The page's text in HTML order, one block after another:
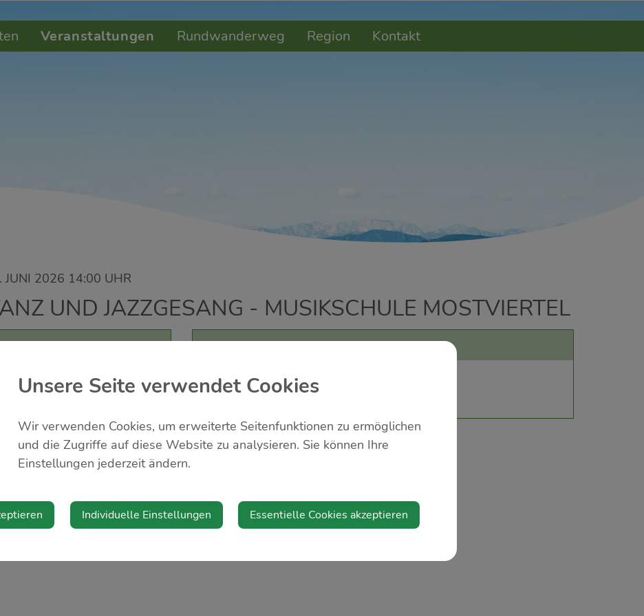
Veranstaltungen Rundwanderweg Region Kontakt
JUNI 2026 14:00 UHR
UND JAZZGESANG - MUSIKSCHULE MOSTVIERTEL
Veranstalter
Musikschule Mostviertel
https://msmost4.at/
Unsere Seite verwendet Cookies
Wir verwenden Cookies, um erweiterte Seitenfunktionen zu ermöglichen
und die Zugriffe auf diese Website zu analysieren. Sie können Ihre
Einstellungen jederzeit ändern.
Individuelle Einstellungen Essentielle Cookies akzeptieren